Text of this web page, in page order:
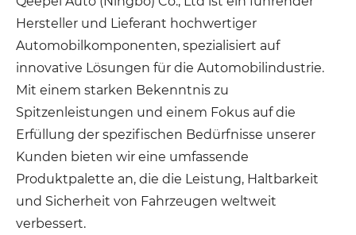
Hersteller und Lieferant hochwertiger
Automobilkomponenten, spezialisiert auf
innovative Lösungen für die Automobilindustrie.
Mit einem starken Bekenntnis zu
Spitzenleistungen und einem Fokus auf die
Erfüllung der spezifischen Bedürfnisse unserer
Kunden bieten wir eine umfassende
Produktpalette an, die die Leistung, Haltbarkeit
und Sicherheit von Fahrzeugen weltweit
verbessert.